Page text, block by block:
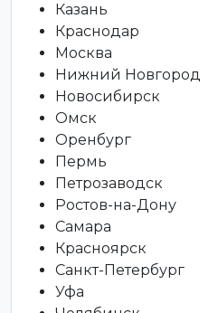
Казань
Краснодар
Москва
Нижний Новгород
Новосибирск
Омск
Оренбург
Пермь
Петрозаводск
Ростов-на-Дону
Самара
Красноярск
Санкт-Петербург
Уфа